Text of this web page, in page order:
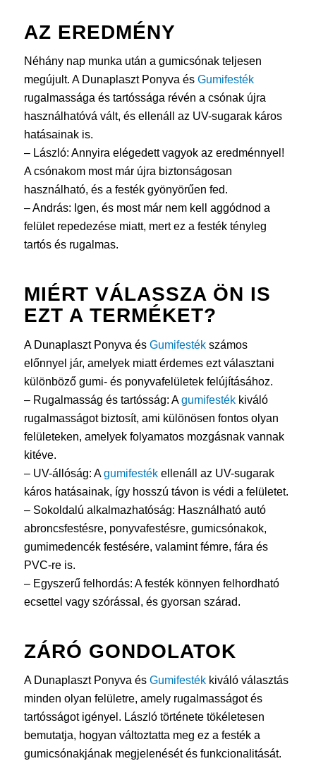
AZ EREDMÉNY
Néhány nap munka után a gumicsónak teljesen
megújult. A Dunaplaszt Ponyva és Gumifesték
rugalmassága és tartóssága révén a csónak újra
használhatóvá vált, és ellenáll az UV-sugarak káros
hatásainak is.
– László: Annyira elégedett vagyok az eredménnyel!
A csónakom most már újra biztonságosan
használható, és a festék gyönyörűen fed.
– András: Igen, és most már nem kell aggódnod a
felület repedezése miatt, mert ez a festék tényleg
tartós és rugalmas.
MIÉRT VÁLASSZA ÖN IS
EZT A TERMÉKET?
A Dunaplaszt Ponyva és Gumifestékszámos
előnnyel jár, amelyek miatt érdemes ezt választani
különböző gumi- és ponyvafelületek felújításához.
– Rugalmasság és tartósság: Agumifestékkiváló
rugalmasságot biztosít, ami különösen fontos olyan
felületeken, amelyek folyamatos mozgásnak vannak
kitéve.
– UV-állóság: Agumifestékellenáll az UV-sugarak
káros hatásainak, így hosszú távon is védi a felületet.
– Sokoldalú alkalmazhatóság: Használható autó
abroncsfestésre, ponyvafestésre, gumicsónakok,
gumimedencék festésére, valamint fémre, fára és
PVC-re is.
– Egyszerű felhordás: A festék könnyen felhordható
ecsettel vagy szórással, és gyorsan szárad.
ZÁRÓ GONDOLATOK
A Dunaplaszt Ponyva és Gumifestékkiváló választás
minden olyan felületre, amely rugalmasságot és
tartósságot igényel. László története tökéletesen
bemutatja, hogyan változtatta meg ez a festék a
gumicsónakjának megjelenését és funkcionalitását.